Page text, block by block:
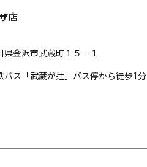
店
県金沢市武蔵町１５－１
バス「武蔵が辻」バス停から徒歩1分